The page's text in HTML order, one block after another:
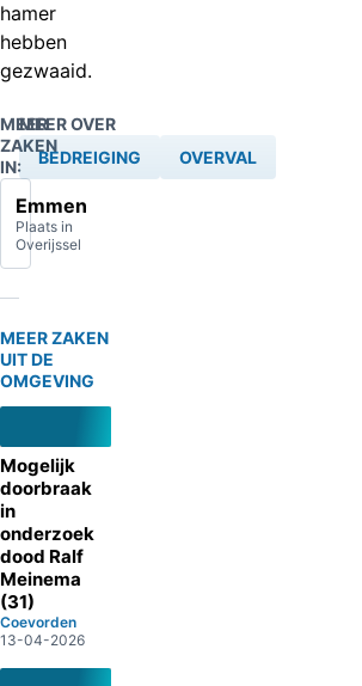
hamer
hebben
gezwaaid.
MEER
ZAKEN
IN:
Emmen
Plaats in
Overijssel
MEER OVER
BEDREIGING
OVERVAL
MEER ZAKEN
UIT DE
OMGEVING
Mogelijk
doorbraak
in
onderzoek
dood Ralf
Meinema
(31)
Coevorden
13-04-2026